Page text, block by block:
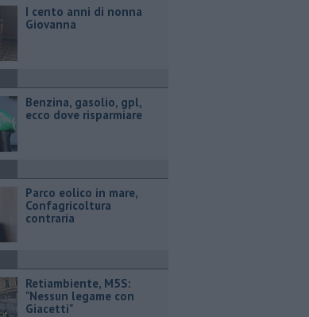
I cento anni di nonna
Giovanna
​Benzina, gasolio, gpl,
ecco dove risparmiare
Parco eolico in mare,
Confagricoltura
contraria
Retiambiente, M5S:
"Nessun legame con
Giacetti"